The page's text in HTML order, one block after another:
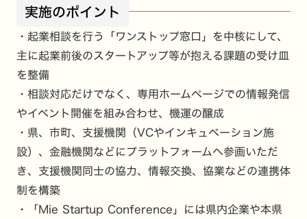
実施のポイント
・起業相談を行う「ワンストップ窓口」を中核にして、
主に起業前後のスタートアップ等が抱える課題の受け皿
を整備
・相談対応だけでなく、専用ホームページでの情報発信
やイベント開催を組み合わせ、機運の醸成
・県、市町、支援機関（VCやインキュベーション施
設）、金融機関などにプラットフォームへ参画いただ
き、支援機関同士の協力、情報交換、協業などの連携体
制を構築
・「Mie Startup Conference」には県内企業や本県